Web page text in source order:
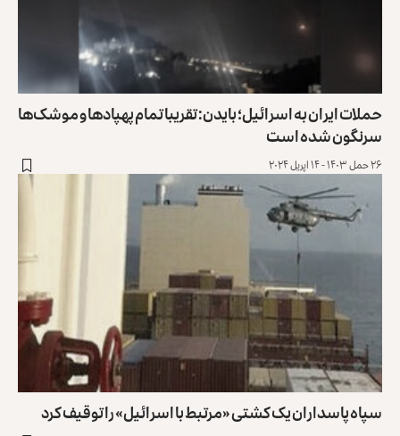
حملات ایران به اسرائیل؛ بایدن: تقریبا تمام پهپادها و موشک‌ها
سرنگون شده است
۲۶ حمل ۱۴۰۳ - ۱۴ اپریل ۲۰۲۴
سپاه پاسداران یک کشتی «مرتبط با اسرائیل» را توقیف کرد